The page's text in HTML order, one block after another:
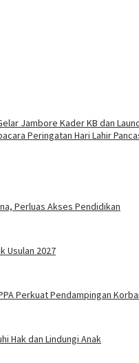
Jambore Kader KB dan
Peringatan Hari Lahir
Perluas Akses Pendidikan
Usulan 2027
Perkuat Pendampingan
Hak dan Lindungi Anak